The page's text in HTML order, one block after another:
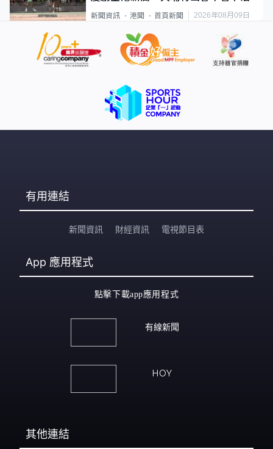
新聞資訊 港聞 首頁新聞 2026年08月09日
有用連結
新聞資訊 財經資訊 電視節目表
App 應用程式
點擊下載app應用程式
有線新聞
HOY
其他連結